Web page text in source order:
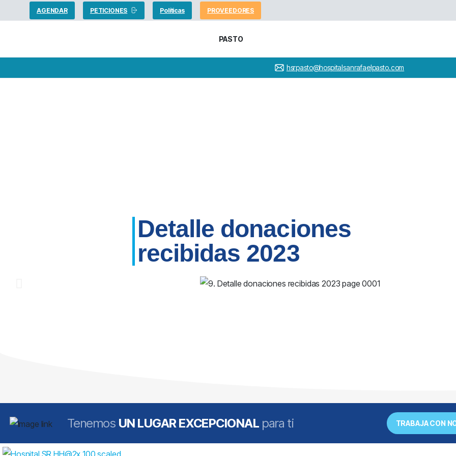
AGENDAR PETICIONES Políticas PROVEEDORES
PASTO
hsrpasto@hospitalsanrafaelpasto.com
Detalle donaciones
recibidas 2023
Tenemos UN LUGAR EXCEPCIONAL para ti TRABAJA CON